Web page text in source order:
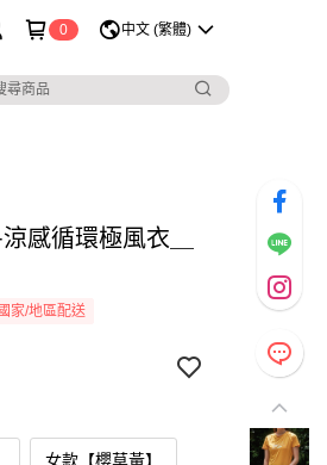
0 中文 (繁體)
感循環極風衣＿
國家/地區配送
女款【櫻草黃】